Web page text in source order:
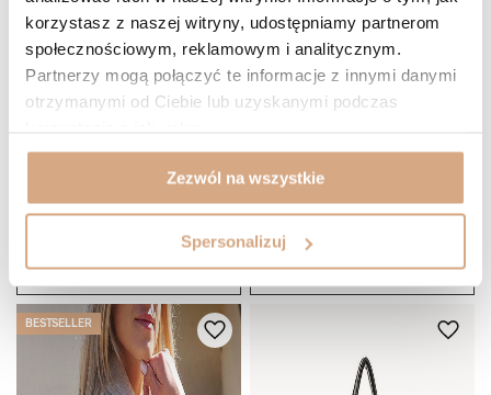
korzystasz z naszej witryny, udostępniamy partnerom
społecznościowym, reklamowym i analitycznym.
Partnerzy mogą połączyć te informacje z innymi danymi
otrzymanymi od Ciebie lub uzyskanymi podczas
Zezwól na wszystkie
Spersonalizuj
399 zł
DO KOSZYKA
Miękka torba typu
459 zł
DO KOSZYKA
BESTSELLER